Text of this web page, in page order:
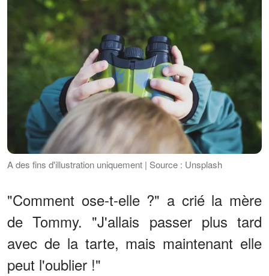
A des fins d'illustration uniquement | Source : Unsplash
"Comment ose-t-elle ?" a crié la mère
de Tommy. "J'allais passer plus tard
avec de la tarte, mais maintenant elle
peut l'oublier !"